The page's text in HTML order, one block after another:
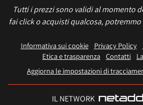
Tutti i prezzi sono validi al momento
fai click o acquisti qualcosa,
Informativa sui cookie Privacy Policy
Etica e trasparenza Contatti
Aggiorna le impostazioni di
IL NETWORK